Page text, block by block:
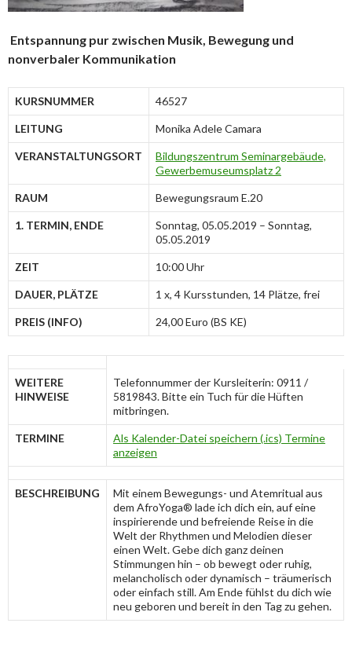
Entspannung pur zwischen Musik, Bewegung und
nonverbaler Kommunikation
KURSNUMMER 46527
LEITUNG Monika Adele Camara
VERANSTALTUNGSORT
Bildungszentrum Seminargebäude,
Gewerbemuseumsplatz 2
RAUM Bewegungsraum E.20
1. TERMIN, ENDE
Sonntag, 05.05.2019 – Sonntag,
05.05.2019
ZEIT 10:00 Uhr
DAUER, PLÄTZE 1 x, 4 Kursstunden, 14 Plätze, frei
PREIS (INFO) 24,00 Euro (BS KE)
WEITERE
HINWEISE
Telefonnummer der Kursleiterin: 0911 /
5819843. Bitte ein Tuch für die Hüften
mitbringen.
TERMINE Als Kalender-Datei speichern (.ics) Termine
anzeigen
BESCHREIBUNG
Mit einem Bewegungs- und Atemritual aus
dem AfroYoga® lade ich dich ein, auf eine
inspirierende und befreiende Reise in die
Welt der Rhythmen und Melodien dieser
einen Welt. Gebe dich ganz deinen
Stimmungen hin – ob bewegt oder ruhig,
melancholisch oder dynamisch – träumerisch
oder einfach still. Am Ende fühlst du dich wie
neu geboren und bereit in den Tag zu gehen.